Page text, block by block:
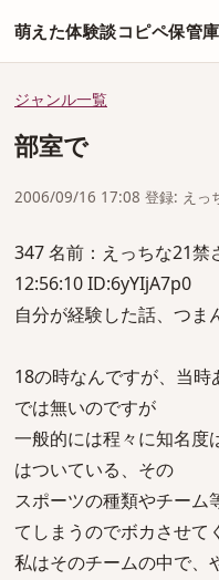
萌えた体験談コピペ保管庫
ジャンル一覧
部室で
2006/09/16 17:08 登録: えっ
347 名前：えっちな21
12:56:10 ID:6yYIjA7p0
自分が経験した話、つま
18の時なんですが、当
では無いのですが
一般的には程々に知名度
はついている、その
スポーツの種類やチーム
てしまうのでボカさせて
私はそのチームの中で、